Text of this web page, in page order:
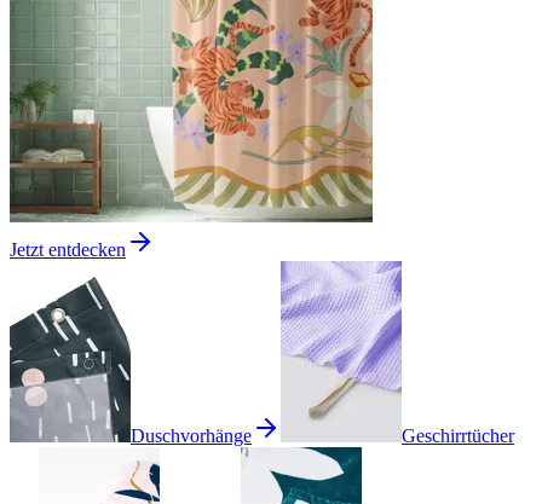
Jetzt entdecken
Duschvorhänge Geschirrtücher